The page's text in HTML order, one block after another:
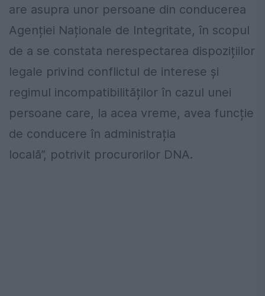
are asupra unor persoane din conducerea
Agenției Naționale de Integritate, în scopul
de a se constata nerespectarea dispozițiilor
legale privind conflictul de interese și
regimul incompatibilităților în cazul unei
persoane care, la acea vreme, avea funcție
de conducere în administrația
locală”, potrivit procurorilor DNA.